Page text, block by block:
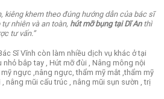
kiêng khem theo đúng hướng dẫn của bác sĩ
nhiên và an toàn, hút mỡ bụng tại Dĩ Anthì
tư vấn.”
Sĩ Vĩnh còn làm nhiều dịch vụ khác ở tại
bắp tay , Hút mỡ đùi , Nâng mông nội
ngực ,nâng ngực, thẩm mỹ mắt ,thẩm mỹ
nâng mũi cấu trúc , nâng mũi sụn sườn , trị